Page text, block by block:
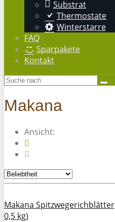
Substrat
Thermostate
Winterstarre
FAQ
Sparpakete
Kontakt
Makana
Ansicht:
Makana
0,5 kg)